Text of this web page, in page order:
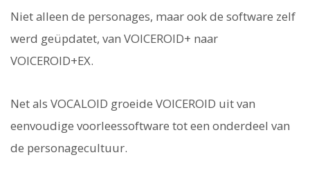
Niet alleen de personages, maar ook de software zelf
werd geüpdatet, van VOICEROID+ naar
VOICEROID+EX.
Net als VOCALOID groeide VOICEROID uit van
eenvoudige voorleessoftware tot een onderdeel van
de personagecultuur.